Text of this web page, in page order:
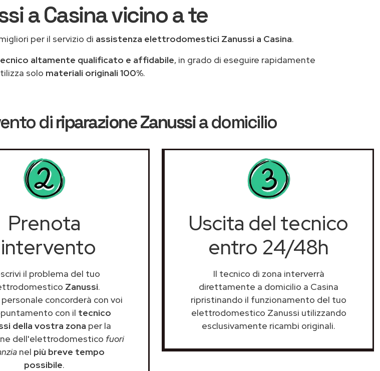
a Casina vicino a te
per il servizio di assistenza elettrodomestici Zanussi a Casina.
altamente qualificato e affidabile, in grado di eseguire rapidamente
solo materiali originali 100%.
diriparazione Zanussia domicilio
Prenota
il problema del tuo
Zanussi.
concorderà con voi
con il tecnico
della vostra zona per la
dell'elettrodomestico fuori
nel più breve tempo
possibile.
Uscita del tecnico
entro 24/48h
Il tecnico di zona interverrà
direttamente a domicilio a Casina
ripristinando il funzionamento del tuo
elettrodomestico Zanussi utilizzando
esclusivamente ricambi originali.